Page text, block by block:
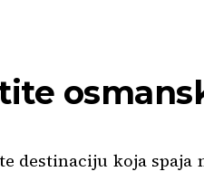
destinaciju koja